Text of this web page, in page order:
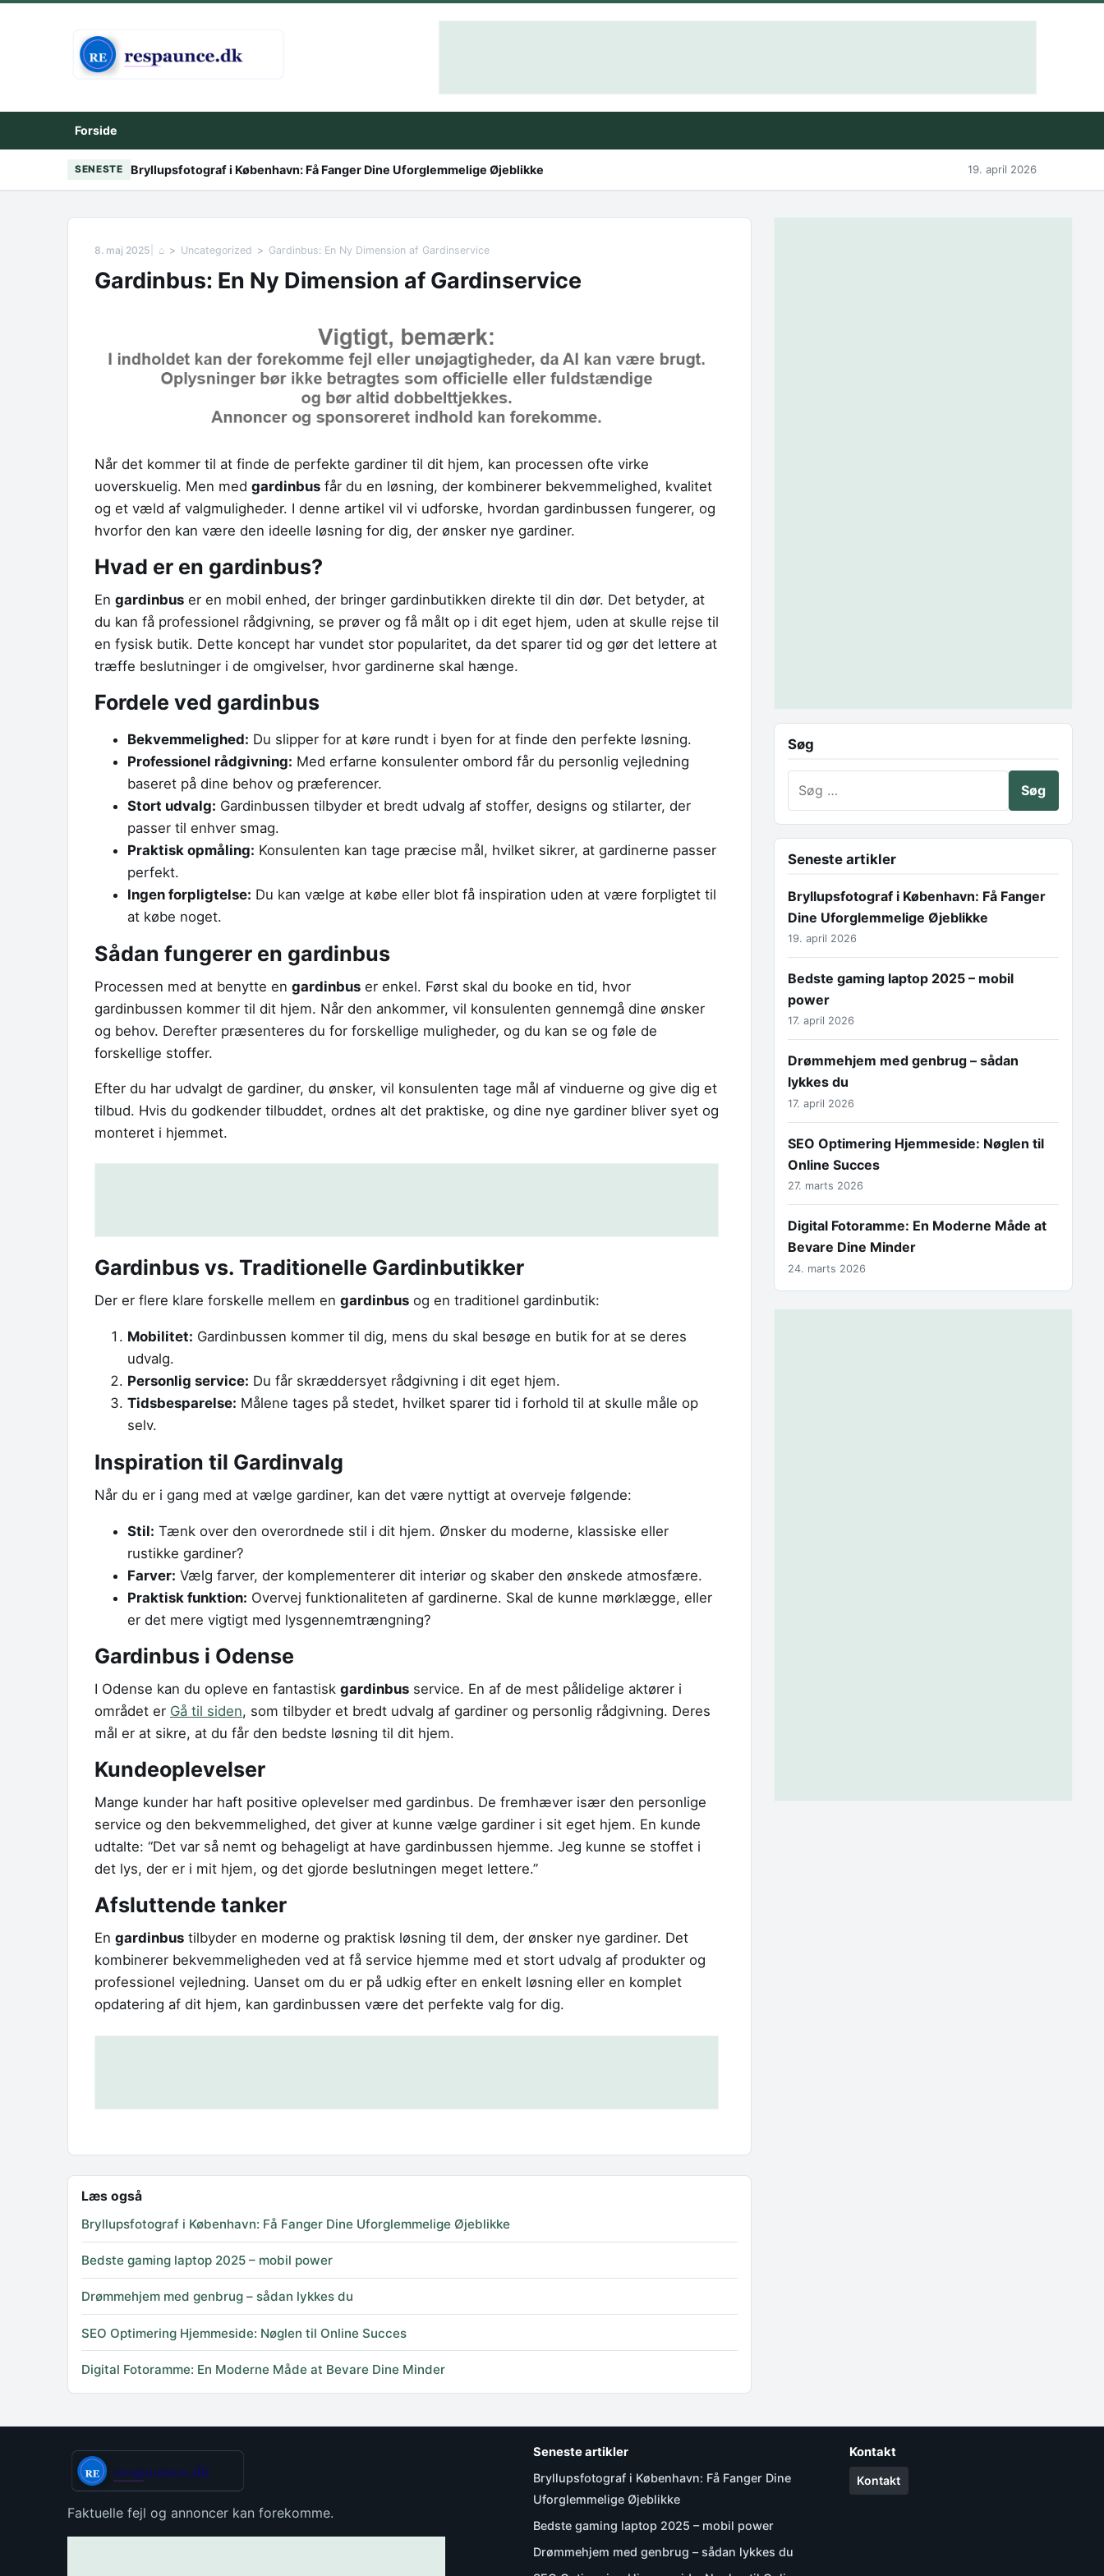
Forside
SENESTE Bryllupsfotograf i København: Få Fanger Dine Uforglemmelige Øjeblikke 19. april 2026
8. maj 2025 ⌂ Uncategorized Gardinbus: En Ny Dimension af Gardinservice
Gardinbus: En Ny Dimension af Gardinservice
Når det kommer til at finde de perfekte gardiner til dit hjem, kan processen ofte virke
uoverskuelig. Men med gardinbus får du en løsning, der kombinerer bekvemmelighed, kvalitet
og et væld af valgmuligheder. I denne artikel vil vi udforske, hvordan gardinbussen fungerer, og
hvorfor den kan være den ideelle løsning for dig, der ønsker nye gardiner.
Hvad er en gardinbus?
En gardinbus er en mobil enhed, der bringer gardinbutikken direkte til din dør. Det betyder, at
du kan få professionel rådgivning, se prøver og få målt op i dit eget hjem, uden at skulle rejse til
en fysisk butik. Dette koncept har vundet stor popularitet, da det sparer tid og gør det lettere at
træffe beslutninger i de omgivelser, hvor gardinerne skal hænge.
Fordele ved gardinbus
Bekvemmelighed: Du slipper for at køre rundt i byen for at finde den perfekte løsning.
Professionel rådgivning: Med erfarne konsulenter ombord får du personlig vejledning
baseret på dine behov og præferencer.
Stort udvalg: Gardinbussen tilbyder et bredt udvalg af stoffer, designs og stilarter, der
passer til enhver smag.
Praktisk opmåling: Konsulenten kan tage præcise mål, hvilket sikrer, at gardinerne passer
perfekt.
Ingen forpligtelse: Du kan vælge at købe eller blot få inspiration uden at være forpligtet til
at købe noget.
Sådan fungerer en gardinbus
Processen med at benytte en gardinbus er enkel. Først skal du booke en tid, hvor
gardinbussen kommer til dit hjem. Når den ankommer, vil konsulenten gennemgå dine ønsker
og behov. Derefter præsenteres du for forskellige muligheder, og du kan se og føle de
forskellige stoffer.
Efter du har udvalgt de gardiner, du ønsker, vil konsulenten tage mål af vinduerne og give dig et
tilbud. Hvis du godkender tilbuddet, ordnes alt det praktiske, og dine nye gardiner bliver syet og
monteret i hjemmet.
Gardinbus vs. Traditionelle Gardinbutikker
Der er flere klare forskelle mellem en gardinbus og en traditionel gardinbutik:
Mobilitet: Gardinbussen kommer til dig, mens du skal besøge en butik for at se deres
udvalg.
Personlig service: Du får skræddersyet rådgivning i dit eget hjem.
Tidsbesparelse: Målene tages på stedet, hvilket sparer tid i forhold til at skulle måle op
selv.
Inspiration til Gardinvalg
Når du er i gang med at vælge gardiner, kan det være nyttigt at overveje følgende:
Stil: Tænk over den overordnede stil i dit hjem. Ønsker du moderne, klassiske eller
rustikke gardiner?
Farver: Vælg farver, der komplementerer dit interiør og skaber den ønskede atmosfære.
Praktisk funktion: Overvej funktionaliteten af gardinerne. Skal de kunne mørklægge, eller
er det mere vigtigt med lysgennemtrængning?
Gardinbus i Odense
I Odense kan du opleve en fantastisk gardinbus service. En af de mest pålidelige aktører i
området er Gå til siden, som tilbyder et bredt udvalg af gardiner og personlig rådgivning. Deres
mål er at sikre, at du får den bedste løsning til dit hjem.
Kundeoplevelser
Mange kunder har haft positive oplevelser med gardinbus. De fremhæver især den personlige
service og den bekvemmelighed, det giver at kunne vælge gardiner i sit eget hjem. En kunde
udtalte: “Det var så nemt og behageligt at have gardinbussen hjemme. Jeg kunne se stoffet i
det lys, der er i mit hjem, og det gjorde beslutningen meget lettere.”
Afsluttende tanker
En gardinbus tilbyder en moderne og praktisk løsning til dem, der ønsker nye gardiner. Det
kombinerer bekvemmeligheden ved at få service hjemme med et stort udvalg af produkter og
professionel vejledning. Uanset om du er på udkig efter en enkelt løsning eller en komplet
opdatering af dit hjem, kan gardinbussen være det perfekte valg for dig.
Læs også
Bryllupsfotograf i København: Få Fanger Dine Uforglemmelige Øjeblikke
Bedste gaming laptop 2025 – mobil power
Drømmehjem med genbrug – sådan lykkes du
SEO Optimering Hjemmeside: Nøglen til Online Succes
Digital Fotoramme: En Moderne Måde at Bevare Dine Minder
Søg
Seneste artikler
Bryllupsfotograf i København: Få Fanger
Dine Uforglemmelige Øjeblikke
19. april 2026
Bedste gaming laptop 2025 – mobil
power
17. april 2026
Drømmehjem med genbrug – sådan
lykkes du
17. april 2026
SEO Optimering Hjemmeside: Nøglen til
Online Succes
27. marts 2026
Digital Fotoramme: En Moderne Måde at
Bevare Dine Minder
24. marts 2026
Faktuelle fejl og annoncer kan forekomme.
Seneste artikler
Bryllupsfotograf i København: Få Fanger Dine
Uforglemmelige Øjeblikke
Bedste gaming laptop 2025 – mobil power
Drømmehjem med genbrug – sådan lykkes du
Kontakt
Kontakt